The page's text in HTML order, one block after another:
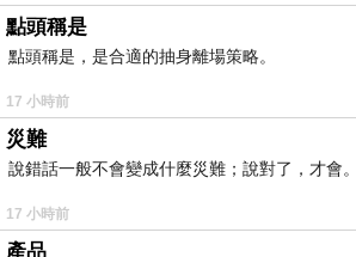
點頭稱是
點頭稱是，是合適的抽身離場策略。
17 小時前
災難
說錯話一般不會變成什麼災難；說對了，才會。
17 小時前
產品